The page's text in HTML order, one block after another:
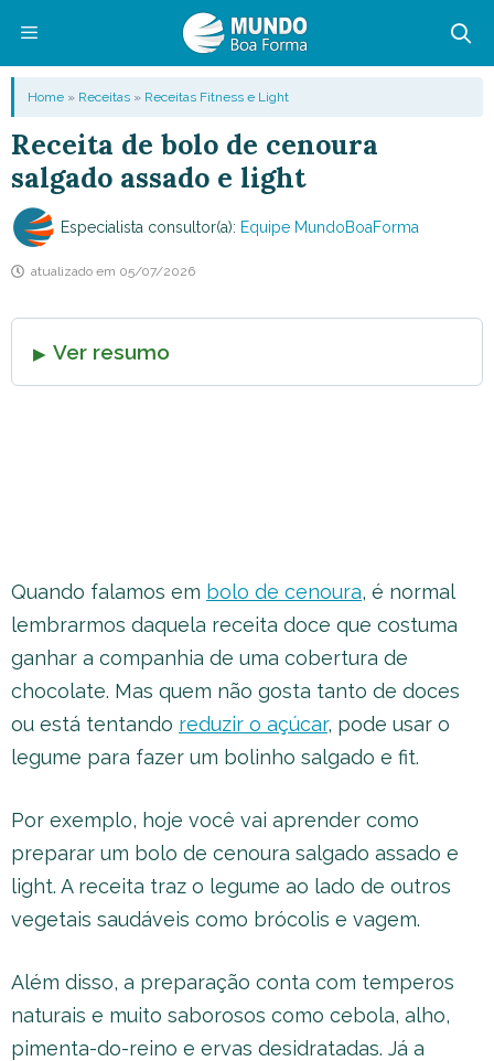
conteúdo
Menu
Home » Receitas » Receitas Fitness e Light
Receita de bolo de cenoura
salgado assado e light
Especialista consultor(a): Equipe MundoBoaForma
atualizado em 05/07/2026
Ver resumo
Quando falamos em bolo de cenoura, é normal
lembrarmos daquela receita doce que costuma
ganhar a companhia de uma cobertura de
chocolate. Mas quem não gosta tanto de doces
ou está tentando reduzir o açúcar, pode usar o
legume para fazer um bolinho salgado e fit.
Por exemplo, hoje você vai aprender como
preparar um bolo de cenoura salgado assado e
light. A receita traz o legume ao lado de outros
vegetais saudáveis como brócolis e vagem.
Além disso, a preparação conta com temperos
naturais e muito saborosos como cebola, alho,
pimenta-do-reino e ervas desidratadas. Já a